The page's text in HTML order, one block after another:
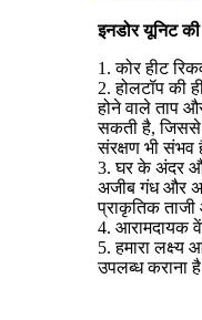
इनडोर यूनिट की
1. कोर हीट
2. होलटॉप की
होने वाले ताप
सकती है, जिससे
संरक्षण भी संभव
3. घर के अंदर
अजीब गंध और
प्राकृतिक
4. आरामदायक
5. हमारा
उपलब्ध कराना